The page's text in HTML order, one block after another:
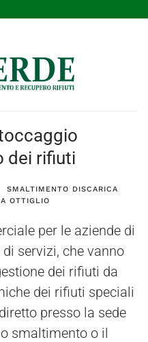
dei rifiuti
SMALTIMENTO DISCARICA
OTTIGLIO
per le aziende di
servizi, che vanno
dei rifiuti da
dei rifiuti speciali
presso la sede
smaltimento o il